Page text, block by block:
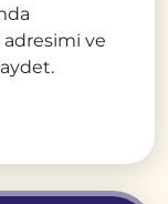
adresimi ve